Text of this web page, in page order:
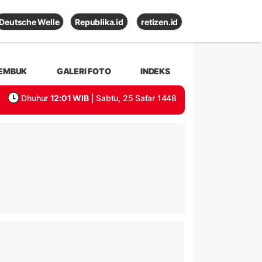
Deutsche Welle Republika.id retizen.id
GALERI FOTO INDEKS
Dhuhur 12:01 WIB | Sabtu, 25 Safar 1448